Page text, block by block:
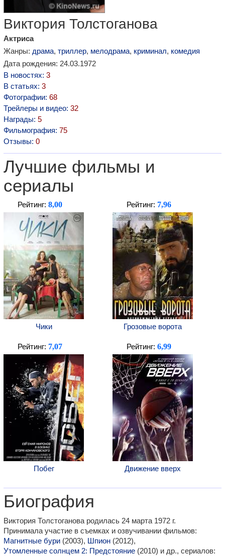
Виктория Толстоганова
Актриса
Жанры: драма, триллер, мелодрама, криминал, комедия
Дата рождения: 24.03.1972
В новостях: 3
В статьях: 3
Фотографии: 68
Трейлеры и видео: 32
Награды: 5
Фильмография: 75
Отзывы: 0
Лучшие фильмы и
сериалы
Рейтинг: 8,00
Чики
Рейтинг: 7,96
Грозовые ворота
Рейтинг: 7,07
Побег
Рейтинг: 6,99
Движение вверх
Биография
Виктория Толстоганова родилась 24 марта 1972 г.
Принимала участие в съемках и озвучивании фильмов:
Магнитные бури (2003), Шпион (2012),
Утомленные солнцем 2: Предстояние (2010) и др., сериалов: